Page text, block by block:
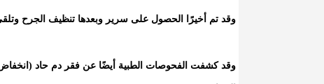
وقد تم أخيرًا الحصول على سرير وبعدها تنظيف الجرح
وقد كشفت الفحوصات الطبية أيضًا عن فقر دم حاد